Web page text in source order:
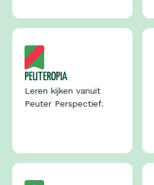
PEUTEROPIA
Leren kijken vanuit
Peuter Perspectief.